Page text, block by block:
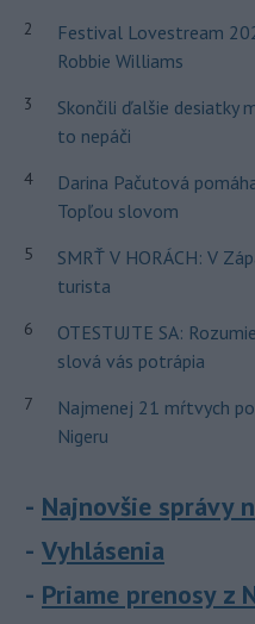
2
Festival Lovestream
Robbie Williams
3
Skončili ďalšie desiatky
to nepáči
4
Darina Pačutová
Topľou slovom
5
SMRŤ V HORÁCH: V
turista
6
OTESTUJTE SA:
slová vás potrápia
7
Najmenej 21 mŕtvych
Nigeru
Najnovšie správy
Vyhlásenia
Priame prenosy z